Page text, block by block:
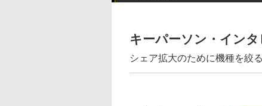
キーパーソン・インタ
シェア拡大のために機種を絞